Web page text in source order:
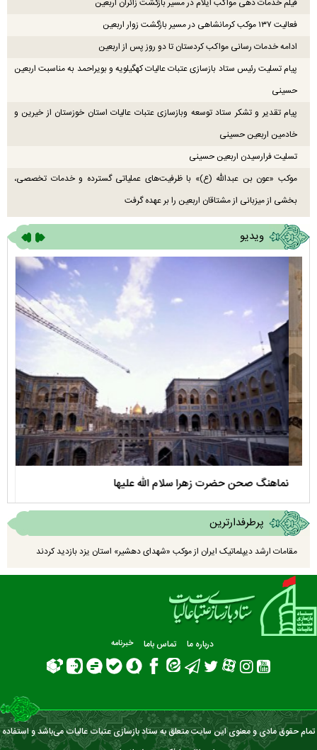
فعالیت ۱۳۷ موکب کرمانشاهی در مسیر بازگشت زوار اربعین
ادامه خدمات رسانی مواکب کردستان تا دو روز پس از اربعین
پیام تسلیت رئیس ستاد بازسازی عتبات عالیات کهگیلویه و بویراحمد به مناسبت اربعین
حسینی
پیام تقدیر و تشکر ستاد توسعه وبازسازی عتبات عالیات استان خوزستان از خیرین و
خادمین اربعین حسینی
تسلیت فرارسیدن اربعین حسینی
موکب «عون بن عبدالله (ع)» با ظرفیت‌های عملیاتی گسترده و خدمات تخصصی،
بخشی از میزبانی از مشتاقان اربعین را بر عهده گرفت
ویدیو
نماهنگ صحن حضرت زهرا سلام الله علیها
پرطرفدارترین
مقامات ارشد دیپلماتیک ایران از موکب «شهدای دهشیر» استان یزد بازدید کردند
درباره ما تماس باما خبرنامه
تمام حقوق مادی و معنوی این سایت متعلق به ستاد بازسازی عتبات عالیات می‌باشد و استفاده